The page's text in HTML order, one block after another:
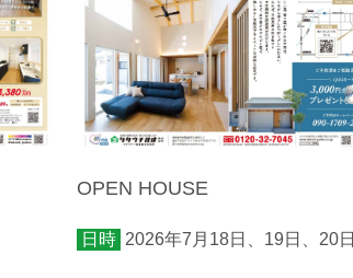
OPEN HOUSE
日時 2026年7月18日、19日、20日